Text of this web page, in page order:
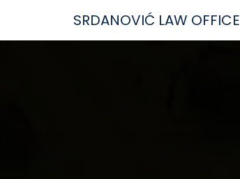
SRDANOVIĆ LAW OFFICE